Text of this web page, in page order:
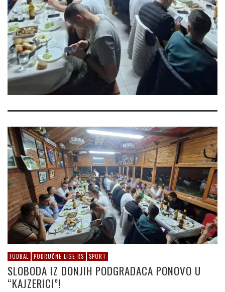
FUDBAL PODRUČNE LIGE RS SPORT
SLOBODA IZ DONJIH PODGRADACA PONOVO U
“KAJZERICI”!